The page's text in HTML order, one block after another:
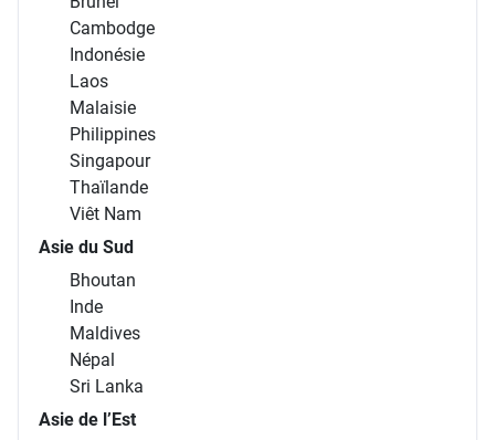
Cambodge
Indonésie
Laos
Malaisie
Philippines
Singapour
Thaïlande
Viêt Nam
Asie du Sud
Bhoutan
Inde
Maldives
Népal
Sri Lanka
Asie de l’Est